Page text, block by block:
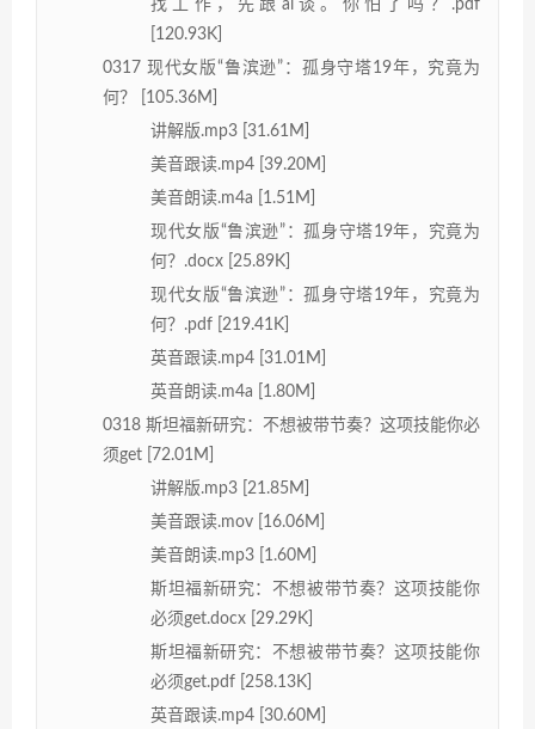
找工作，先跟ai谈。你怕了吗？.pdf
[120.93K]
0317 现代女版“鲁滨逊”：孤身守塔19年，究竟为
何？ [105.36M]
讲解版.mp3 [31.61M]
美音跟读.mp4 [39.20M]
美音朗读.m4a [1.51M]
现代女版“鲁滨逊”：孤身守塔19年，究竟为
何？.docx [25.89K]
现代女版“鲁滨逊”：孤身守塔19年，究竟为
何？.pdf [219.41K]
英音跟读.mp4 [31.01M]
英音朗读.m4a [1.80M]
0318 斯坦福新研究：不想被带节奏？这项技能你必
须get [72.01M]
讲解版.mp3 [21.85M]
美音跟读.mov [16.06M]
美音朗读.mp3 [1.60M]
斯坦福新研究：不想被带节奏？这项技能你
必须get.docx [29.29K]
斯坦福新研究：不想被带节奏？这项技能你
必须get.pdf [258.13K]
英音跟读.mp4 [30.60M]